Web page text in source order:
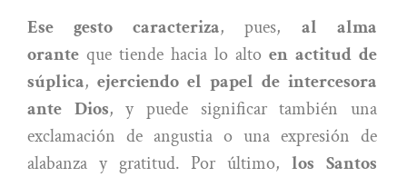
Ese gesto caracteriza, pues, al alma
orante que tiende hacia lo alto en actitud de
súplica, ejerciendo el papel de intercesora
ante Dios, y puede significar también una
exclamación de angustia o una expresión de
alabanza y gratitud. Por último,los Santos